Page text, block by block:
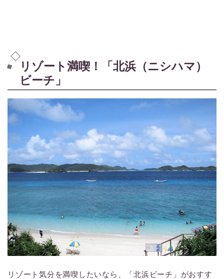
リゾート満喫！「北浜（ニシハマ）
ビーチ」
リゾート気分を満喫したいなら、「北浜ビーチ」がおすす